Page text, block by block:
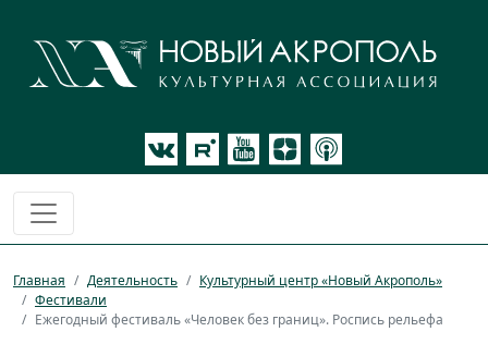
Главная Деятельность
Культурный центр «Новый Акрополь»
Фестивали
Ежегодный фестиваль «Человек без границ». Роспись рельефа